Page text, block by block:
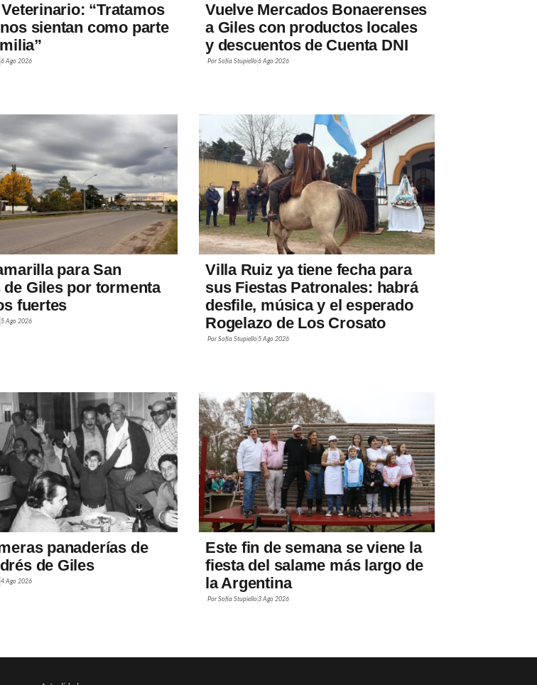
“Tratamos
sientan como parte
6 Ago 2026
Vuelve Mercados Bonaerenses
a Giles con productos locales
y descuentos de Cuenta DNI
Por Sofía Stupiello6 Ago 2026
para San
Giles por tormenta
fuertes
5 Ago 2026
Villa Ruiz ya tiene fecha para
sus Fiestas Patronales: habrá
desfile, música y el esperado
Rogelazo de Los Crosato
Por Sofía Stupiello5 Ago 2026
panaderías de
de Giles
4 Ago 2026
Este fin de semana se viene la
fiesta del salame más largo de
la Argentina
Por Sofía Stupiello3 Ago 2026